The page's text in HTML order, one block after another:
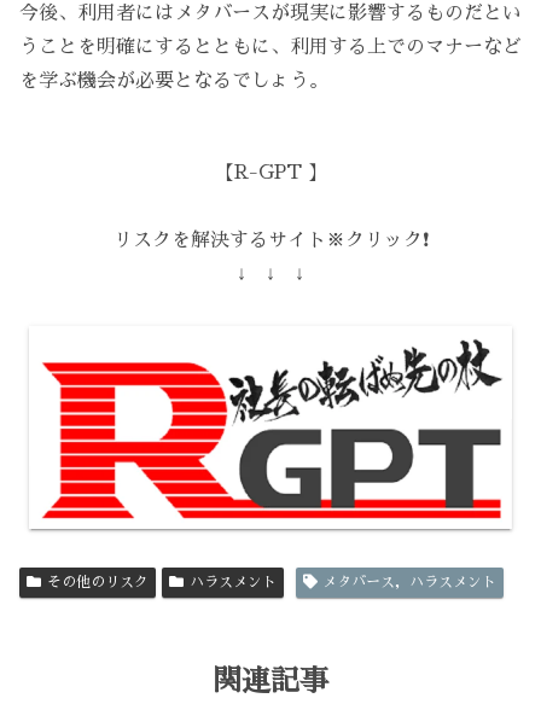
今後、利用者にはメタバースが現実に影響するものだとい
うことを明確にするとともに、利用する上でのマナーなど
を学ぶ機会が必要となるでしょう。
【R-GPT 】
リスクを解決するサイト※クリック❗️
↓ ↓ ↓
その他のリスク ハラスメント メタバース，ハラスメント
関連記事